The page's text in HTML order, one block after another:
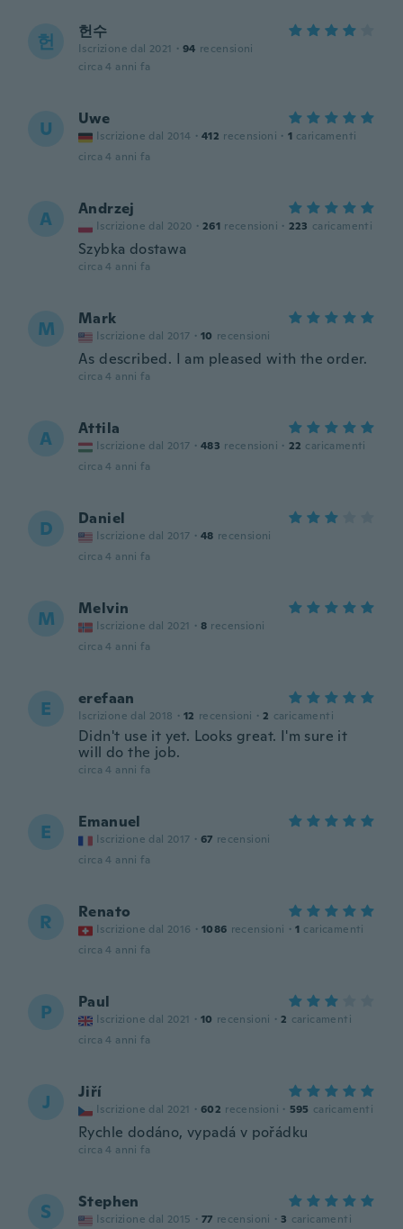
헌 헌수
Iscrizione dal 2021 · 94 recensioni
circa 4 anni fa
U Uwe
Iscrizione dal 2014 · 412 recensioni · 1 caricamenti
circa 4 anni fa
A Andrzej
Iscrizione dal 2020 · 261 recensioni · 223 caricamenti
Szybka dostawa
circa 4 anni fa
M Mark
Iscrizione dal 2017 · 10 recensioni
As described. I am pleased with the order.
circa 4 anni fa
A Attila
Iscrizione dal 2017 · 483 recensioni · 22 caricamenti
circa 4 anni fa
D Daniel
Iscrizione dal 2017 · 48 recensioni
circa 4 anni fa
M Melvin
Iscrizione dal 2021 · 8 recensioni
circa 4 anni fa
E erefaan
Iscrizione dal 2018 · 12 recensioni · 2 caricamenti
Didn't use it yet. Looks great. I'm sure it
will do the job.
circa 4 anni fa
E Emanuel
Iscrizione dal 2017 · 67 recensioni
circa 4 anni fa
R Renato
Iscrizione dal 2016 · 1086 recensioni · 1 caricamenti
circa 4 anni fa
P Paul
Iscrizione dal 2021 · 10 recensioni · 2 caricamenti
circa 4 anni fa
J Jiří
Iscrizione dal 2021 · 602 recensioni · 595 caricamenti
Rychle dodáno, vypadá v pořádku
circa 4 anni fa
S Stephen
Iscrizione dal 2015 · 77 recensioni · 3 caricamenti